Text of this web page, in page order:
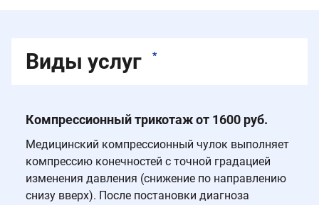
Виды услуг *
Компрессионный трикотаж от 1600 руб.
Медицинский компрессионный чулок выполняет
компрессию конечностей с точной градацией
изменения давления (снижение по направлению
снизу вверх). После постановки диагноза